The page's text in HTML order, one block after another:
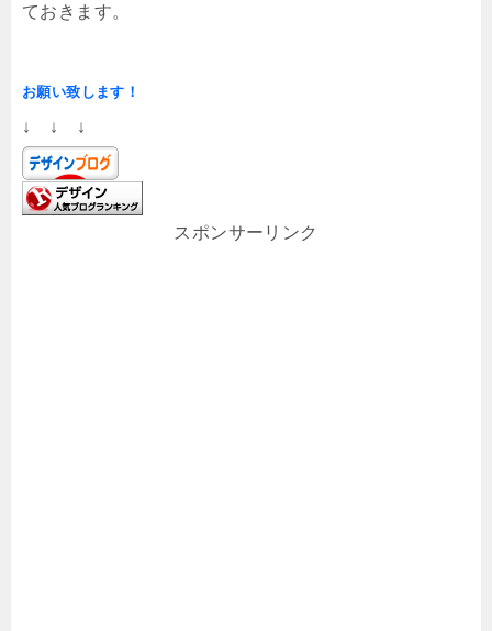
ておきます。
お願い致します！
↓ ↓ ↓
スポンサーリンク